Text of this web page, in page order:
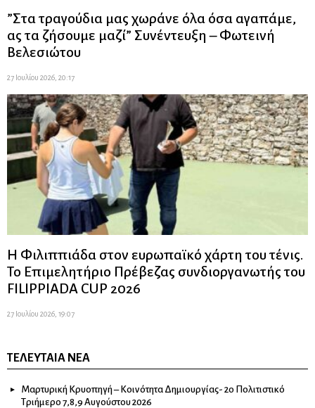
”Στα τραγούδια μας χωράνε όλα όσα αγαπάμε,
ας τα ζήσουμε μαζί” Συνέντευξη – Φωτεινή
Βελεσιώτου
27 Ιουλίου 2026, 20:17
Η Φιλιππιάδα στον ευρωπαϊκό χάρτη του τένις.
Το Επιμελητήριο Πρέβεζας συνδιοργανωτής του
FILIPPIADA CUP 2026
27 Ιουλίου 2026, 19:07
ΤΕΛΕΥΤΑΊΑ ΝΈΑ
Μαρτυρική Κρυοπηγή – Κοινότητα Δημιουργίας- 2ο Πολιτιστικό
Τριήμερο 7,8,9 Αυγούστου 2026